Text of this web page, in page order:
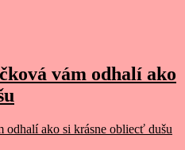
vám odhalí ako